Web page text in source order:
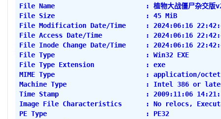
File Name                       : 植物大战僵尸杂交
File Size                       : 45 MiB
File Modification Date/Time     : 2024:06:16
File Access Date/Time           : 2024:06:16
File Inode Change Date/Time     : 2024:06:16
File Type                       : Win32 EXE
File Type Extension             : exe
MIME Type                       : application/
Machine Type                    : Intel 386 or
Time Stamp                      : 2009:11:06
Image File Characteristics      : No relocs,
PE Type                         : PE32